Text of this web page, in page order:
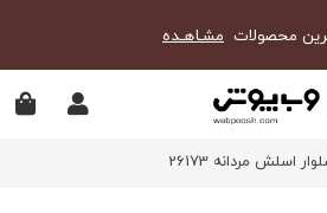
محصولات مشـاهـده
اسلش مردانه 26173